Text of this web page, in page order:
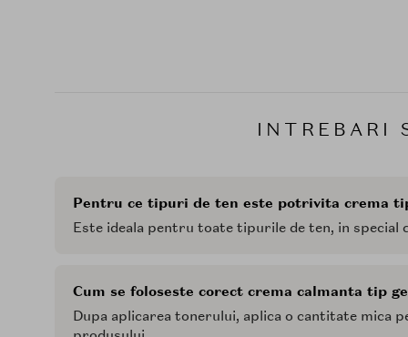
INTREBARI
Pentru ce tipuri de ten este potrivita crema
Este ideala pentru toate tipurile de ten, in special
Cum se foloseste corect crema calmanta tip
Dupa aplicarea tonerului, aplica o cantitate mica